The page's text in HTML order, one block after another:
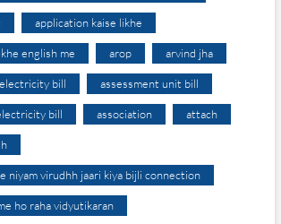
application kaise likhe
english me arop arvind jha
bill assessment unit bill
bill association attach
niyam virudhh jaari kiya bijli connection
ho raha vidyutikaran